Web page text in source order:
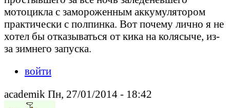
мотоцикла с замороженным аккумулятором
практически с полпинка. Вот почему лично я не
хотел бы отказываться от кика на колясыче, из-
за зимнего запуска.
войти
academik Пн, 27/01/2014 - 18:42